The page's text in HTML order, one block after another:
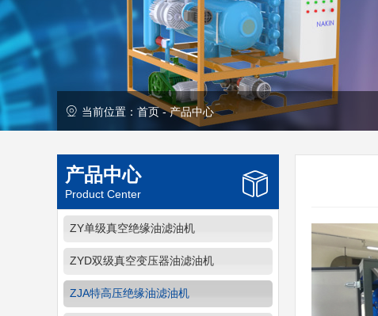
当前位置： 首页-产品中心
产品中心
Product Center
ZY单级真空绝缘油滤油机
ZYD双级真空变压器油滤油机
ZJA特高压绝缘油滤油机